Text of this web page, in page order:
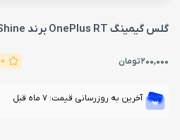
گلس گیمینگ OnePlus RT برند SunShine
200,000تومان 0
آخرین به روزرسانی قیمت: 7 ماه قبل